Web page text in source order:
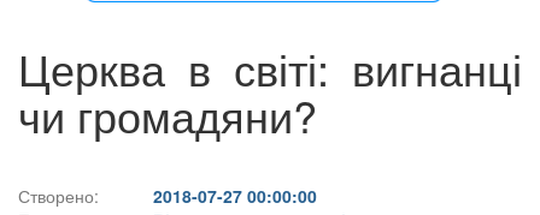
Церква в світі: вигнанці
чи громадяни?
Створено:
2018-07-27 00:00:00